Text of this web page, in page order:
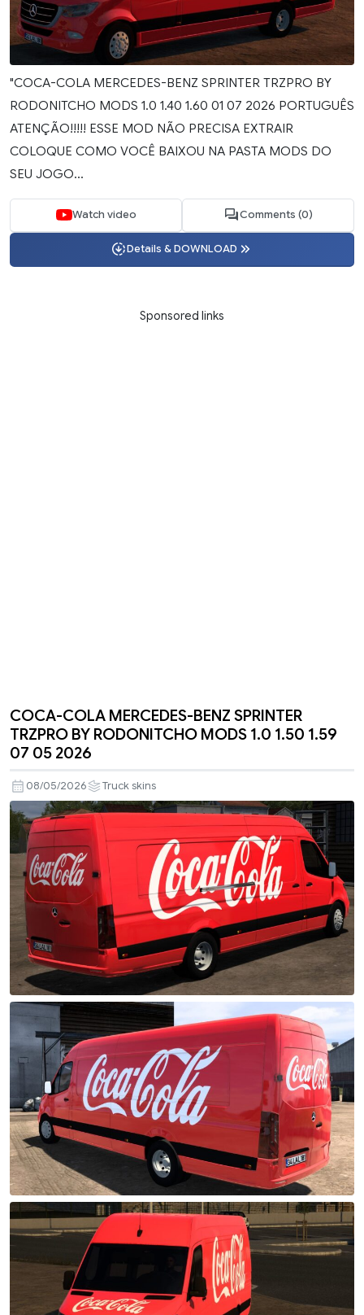
"COCA-COLA MERCEDES-BENZ SPRINTER TRZPRO BY
RODONITCHO MODS 1.0 1.40 1.60 01 07 2026 PORTUGUÊS
ATENÇÃO!!!!! ESSE MOD NÃO PRECISA EXTRAIR
COLOQUE COMO VOCÊ BAIXOU NA PASTA MODS DO
SEU JOGO...
Watch video Comments (0)
Details & DOWNLOAD
Sponsored links
COCA-COLA MERCEDES-BENZ SPRINTER
TRZPRO BY RODONITCHO MODS 1.0 1.50 1.59
07 05 2026
08/05/2026 Truck skins